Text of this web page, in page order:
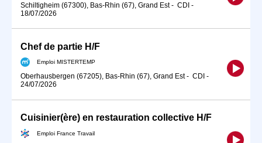
Schiltigheim (67300), Bas-Rhin (67), Grand Est- CDI -
18/07/2026
Chef de partie H/F
Emploi MISTERTEMP
Oberhausbergen (67205), Bas-Rhin (67), Grand Est- CDI -
24/07/2026
Cuisinier(ère) en restauration collective H/F
Emploi France Travail